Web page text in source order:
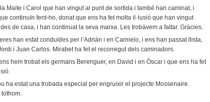
Maite i Carol que han vingut al punt de sortida i també han caminat, i
continuïn fent-ho, donat que ens ha fet molta il·lusió que han vingut
de casa, i han continuat la seva marxa. Les trobàvem a faltar. Gràcies.
han estat conduïdes per l’Adrián i en Carmelo, i ens han passat llista,
i Juan Carlos. Mirabet ha fet el recorregut dels caminadors.
hem trobat els germans Berenguer, en David i en Òscar i que ens ha fet
ha estat una trobada especial per engruixir el projecte Mossenaire.
tothom.